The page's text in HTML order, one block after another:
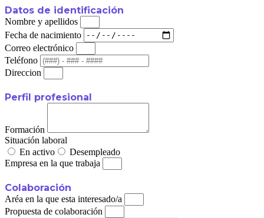
Datos de identificación
Nombre y apellidos
Fecha de nacimiento
Correo electrónico
Teléfono
Direccion
Perfil profesional
Formación
Situación laboral
En activo
Desempleado
Empresa en la que trabaja
Colaboración
Aréa en la que esta interesado/a
Propuesta de colaboración